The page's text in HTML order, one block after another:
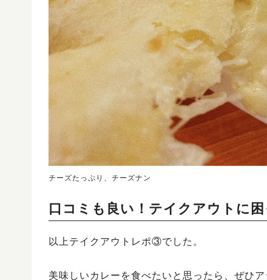
チーズたっぷり、チーズナン
口コミも良い！テイクアウトに
以上テイクアウトレポ③でした。
美味しいカレーを食べたいと思ったら、ぜひ